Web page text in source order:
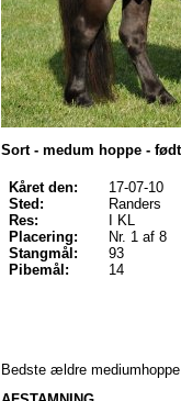
Sort - medum hoppe -
Kåret den:
Sted:
Res:
Placering:
Stangmål:
Pibemål:
17-07-10
Randers
I KL
Nr. 1 af 8
93
14
Bedste ældre